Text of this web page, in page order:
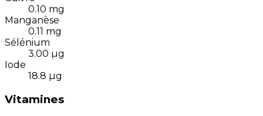
0.10 mg
Manganèse
0.11 mg
Sélénium
3.00 µg
Iode
18.8 µg
Vitamines